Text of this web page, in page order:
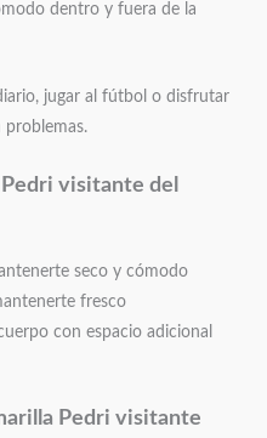
dentro y fuera de la
jugar al fútbol o disfrutar
problemas.
Pedri visitante del
seco y cómodo
fresco
con espacio adicional
Pedri visitante